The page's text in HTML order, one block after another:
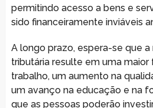
permitindo acesso a bens e
sido financeiramente inviáveis
A longo prazo, espera-se que
tributária resulte em uma
trabalho, um aumento na
um avanço na educação e na
que as pessoas poderão